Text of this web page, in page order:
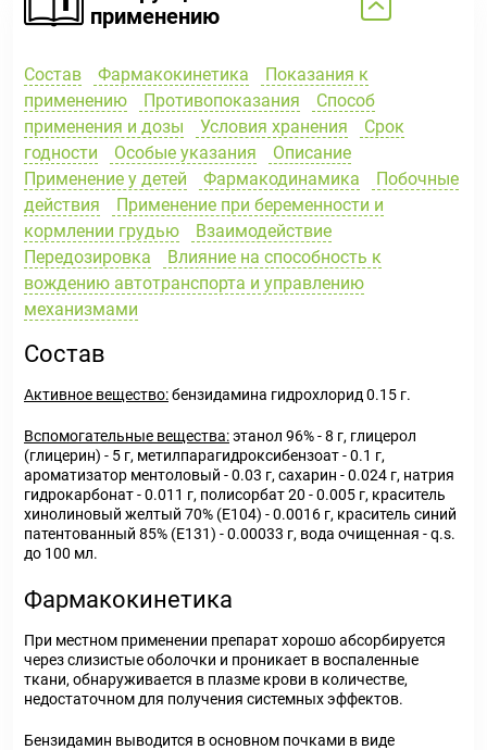
применению
Состав Фармакокинетика
Показания к
применению
Противопоказания
Способ
применения и дозы
Условия хранения
Срок
годности
Особые указания
Описание
Применение у детей
Фармакодинамика
Побочные
действия
Применение при беременности и
кормлении грудью
Взаимодействие
Передозировка
Влияние на способность к
вождению автотранспорта и управлению
механизмами
Состав
Активное вещество:бензидамина гидрохлорид 0.15 г.
Вспомогательные вещества:этанол 96% - 8 г, глицерол
(глицерин) - 5 г, метилпарагидроксибензоат - 0.1 г,
ароматизатор ментоловый - 0.03 г, сахарин - 0.024 г, натрия
гидрокарбонат - 0.011 г, полисорбат 20 - 0.005 г, краситель
хинолиновый желтый 70% (Е104) - 0.0016 г, краситель синий
патентованный 85% (Е131) - 0.00033 г, вода очищенная - q.s.
до 100 мл.
Фармакокинетика
При местном применении препарат хорошо абсорбируется
через слизистые оболочки и проникает в воспаленные
ткани, обнаруживается в плазме крови в количестве,
недостаточном для получения системных эффектов.
Бензидамин выводится в основном почками в виде